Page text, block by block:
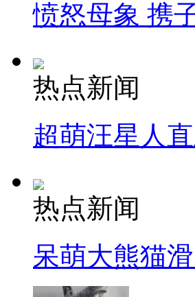
愤怒母象 携
热点新闻
超萌汪星人
热点新闻
呆萌大熊猫